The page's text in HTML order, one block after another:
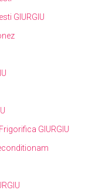
GIURGIU
GIURGIU